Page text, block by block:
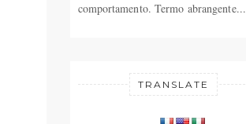
comportamento. Termo abrangente...
TRANSLATE